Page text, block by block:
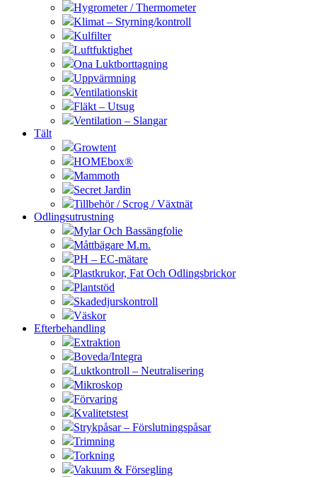
Hygrometer / Thermometer
Klimat – Styrning/kontroll
Kulfilter
Luftfuktighet
Ona Luktborttagning
Uppvärmning
Ventilationskit
Fläkt – Utsug
Ventilation – Slangar
Tält
Growtent
HOMEbox®
Mammoth
Secret Jardin
Tillbehör / Scrog / Växtnät
Odlingsutrustning
Mylar Och Bassängfolie
Måttbägare M.m.
PH – EC-mätare
Plastkrukor, Fat Och Odlingsbrickor
Plantstöd
Skadedjurskontroll
Väskor
Efterbehandling
Extraktion
Boveda/Integra
Luktkontroll – Neutralisering
Mikroskop
Förvaring
Kvalitetstest
Strykpåsar – Förslutningspåsar
Trimning
Torkning
Vakuum & Försegling